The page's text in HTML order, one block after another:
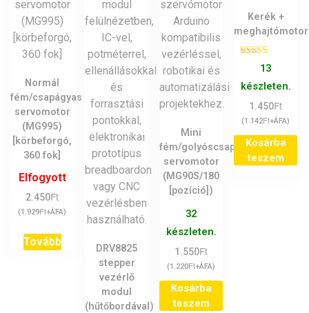
Normál
fém/csapágyas
servomotor
(MG995)
[körbeforgó,
360 fok]
Elfogyott
2.450Ft
(1.929Ft+ÁFA)
Tovább
DRV8825
stepper
vezérlő
modul
(hűtőbordával)
Mini
fém/golyóscsapágyas
servomotor
(MG90S/180
[pozíció])
32
készleten.
1.550Ft
(1.220Ft+ÁFA)
Kosárba
teszem
Kerék +
meghajtómotor
Értékelés:
4.50
/ 5
13
készleten.
1.450Ft
(1.142Ft+ÁFA)
Kosárba
teszem